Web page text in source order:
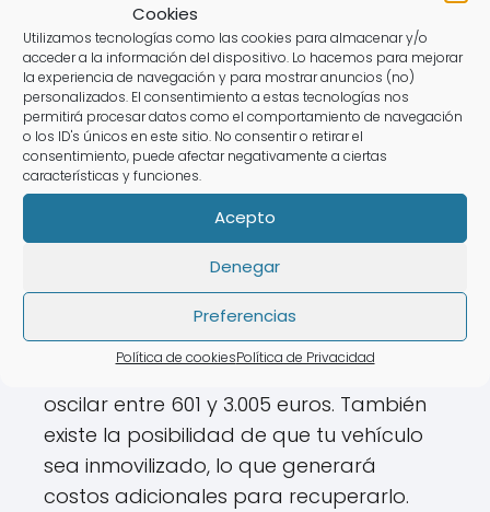
Cookies
Utilizamos tecnologías como las cookies para almacenar y/o
acceder a la información del dispositivo. Lo hacemos para mejorar
la experiencia de navegación y para mostrar anuncios (no)
personalizados. El consentimiento a estas tecnologías nos
permitirá procesar datos como el comportamiento de navegación
o los ID's únicos en este sitio. No consentir o retirar el
consentimiento, puede afectar negativamente a ciertas
características y funciones.
Acepto
Denegar
Preferencias
Política de cookiesPolítica de Privacidad
sanciones tan severas.
Preguntas relacionadas
sobre las consecuencias
de conducir sin seguro
¿Qué pasa si te pillan sin
seguro en el coche?
Si te pillan sin seguro en el coche, serás
sancionado con una multa que puede
oscilar entre 601 y 3.005 euros. También
existe la posibilidad de que tu vehículo
sea inmovilizado, lo que generará
costos adicionales para recuperarlo.